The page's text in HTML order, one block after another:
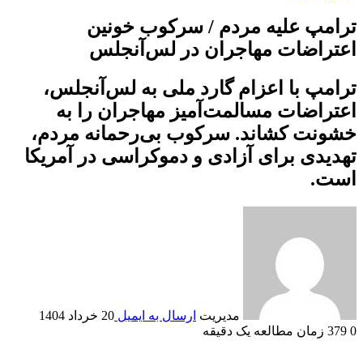
ترامپ علیه مردم / سرکوب خونین
اعتراضات مهاجران در لس‌آنجلس
ترامپ با اعزام گارد ملی به لس‌آنجلس،
اعتراضات مسالمت‌آمیز مهاجران را به
خشونت کشاند. سرکوب بی‌رحمانه مردم،
تهدیدی برای آزادی و دموکراسی در آمریکا
است.
مدیریت ارسال به ایمیل 20 خرداد 1404
0
زمان مطالعه یک دقیقه